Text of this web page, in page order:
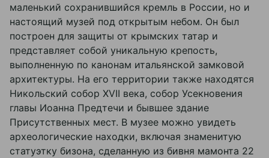
маленький сохранившийся кремль в России, но и
настоящий музей под открытым небом. Он был
построен для защиты от крымских татар и
представляет собой уникальную крепость,
выполненную по канонам итальянской замковой
архитектуры. На его территории также находятся
Никольский собор XVII века, собор Усекновения
главы Иоанна Предтечи и бывшее здание
Присутственных мест. В музее можно увидеть
археологические находки, включая знаменитую
статуэтку бизона, сделанную из бивня мамонта 22